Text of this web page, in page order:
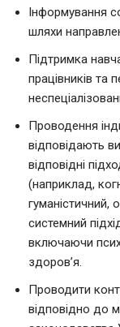
Інформування
шляхи
Підтримка
працівників та
Проводення
відповідають
відповідні
(наприклад,
гуманістичний,
системний
включаючи
здоров’я.
Проводити
відповідно до